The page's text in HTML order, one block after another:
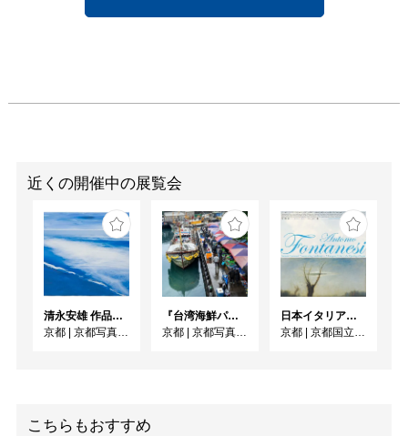
2006.4「My Own
http://chisayama.sakura.
ne.jp/
近くの開催中の展覧会
清永安雄 作品展「Sea」
京都 | 京都写真美術館 ギャラリー・ジャパネスク
『台湾海鮮パラダイス』出版記念 清永安雄 写真展
京都 | 京都写真美術館 ギャラリー・ジャパネスク
日本イタリア国交樹立160周年記念／フォンタネージ来日150周年記念 フォンタネージーイタリアの光・心の風景
京都 | 京都国立近代美術館
こちらもおすすめ